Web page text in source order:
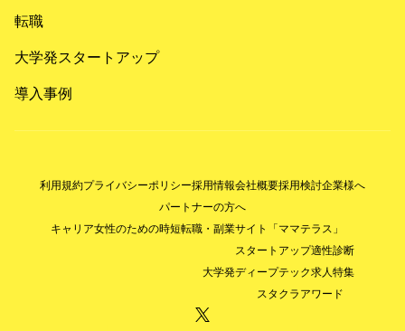
転職
大学発スタートアップ
導入事例
利用規約プライバシーポリシー採用情報会社概要採用検討企業様へ
パートナーの方へ
キャリア女性のための時短転職・副業サイト「ママテラス」
スタートアップ適性診断
大学発ディープテック求人特集
スタクラアワード